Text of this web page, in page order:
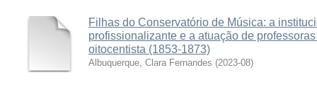
Filhas do Conservatório de Música: a
profissionalizante e a atuação de
oitocentista (1853-1873)
Albuquerque, Clara Fernandes (2023-08)